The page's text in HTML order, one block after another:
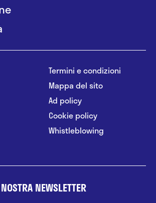
Termini e condizioni
Mappa del sito
Ad policy
Cookie policy
Whistleblowing
NEWSLETTER